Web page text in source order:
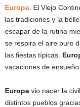
Europa . El Viejo
las tradiciones y la
escapar de la rutina
se respira el aire puro
las fiestas típicas.
vacaciones de ensueño.
Europa vio nacer la
distintos pueblos